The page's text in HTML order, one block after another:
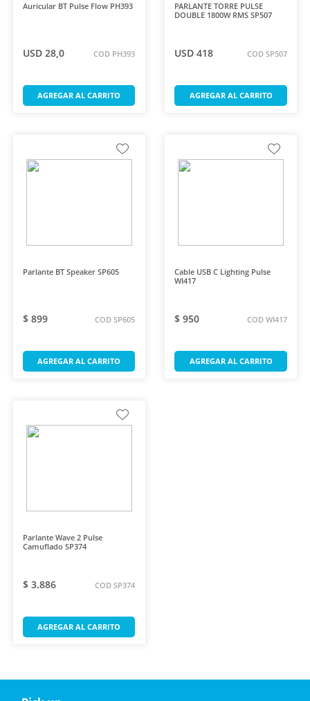
Auricular BT Pulse Flow PH393
USD 28,0 COD PH393
AGREGAR AL CARRITO
PARLANTE TORRE PULSE
DOUBLE 1800W RMS SP507
USD 418 COD SP507
AGREGAR AL CARRITO
Parlante BT Speaker SP605
$ 899 COD SP605
AGREGAR AL CARRITO
Cable USB C Lighting Pulse
WI417
$ 950 COD WI417
AGREGAR AL CARRITO
Parlante Wave 2 Pulse
Camuflado SP374
$ 3.886 COD SP374
AGREGAR AL CARRITO